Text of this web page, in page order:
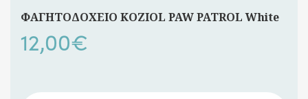
ΦΑΓΗΤΟΔΟΧΕΙΟ KOZIOL PAW PATROL White
12,00€